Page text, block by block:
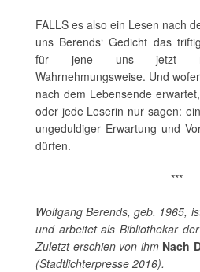
FALLS es also ein Lesen nach
uns Berends‘ Gedicht das
für jene uns jetzt
Wahrnehmungsweise. Und
nach dem Lebensende
oder jede Leserin nur sagen:
ungeduldiger Erwartung und
dürfen.
***
Wolfgang Berends, geb. 1965,
und arbeitet als Bibliothekar
Zuletzt erschien von ihm Nach
(Stadtlichterpresse 2016).